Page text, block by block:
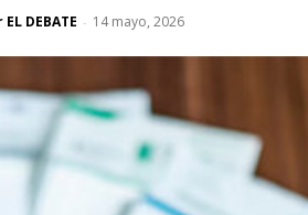
DEBATE - 14 mayo, 2026